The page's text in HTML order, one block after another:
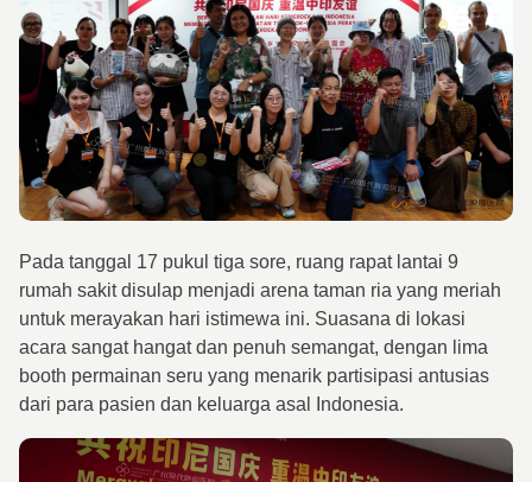
Pada tanggal 17 pukul tiga sore, ruang rapat lantai 9
rumah sakit disulap menjadi arena taman ria yang meriah
untuk merayakan hari istimewa ini. Suasana di lokasi
acara sangat hangat dan penuh semangat, dengan lima
booth permainan seru yang menarik partisipasi antusias
dari para pasien dan keluarga asal Indonesia.